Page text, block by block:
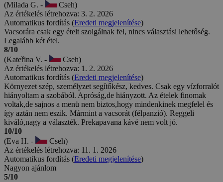
(Milada G. -
Cseh)
Az értékelés létrehozva: 3. 2. 2026
Automatikus fordítás (Eredeti megjelenítése)
Vacsorára csak egy ételt szolgálnak fel, nincs választási lehetőség.
Legalább két étel.
8/10
(Kateřina V. -
Cseh)
Az értékelés létrehozva: 1. 2. 2026
Automatikus fordítás (Eredeti megjelenítése)
Környezet szép, személyzet segítőkész, kedves. Csak egy vízforralót
hiányoltam a szobából. Apróság,de hiányzott. Az ételek finomak
voltak,de sajnos a menü nem biztos,hogy mindenkinek megfelel és
így aztán nem eszik. Mármint a vacsorát (félpanzió). Reggeli
kiváló,nagy a választék. Prekapavana kávé nem volt jó.
10/10
(Eva H. -
Cseh)
Az értékelés létrehozva: 11. 1. 2026
Automatikus fordítás (Eredeti megjelenítése)
Nagyon ajánlom
5/10